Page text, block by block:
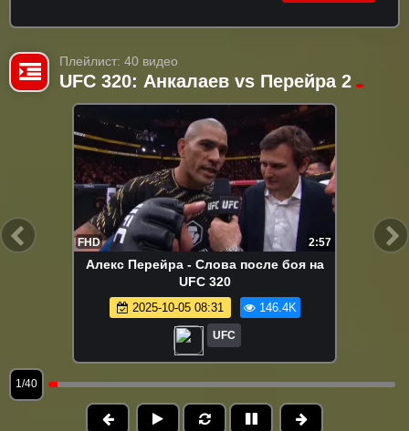
Плейлист: 40 видео
UFC 320: Анкалаев vs Перейра 2
FHD 2:57
Алекс Перейра - Слова после боя на
UFC 320
2025-10-05 08:31 146.4K
UFC
1/40